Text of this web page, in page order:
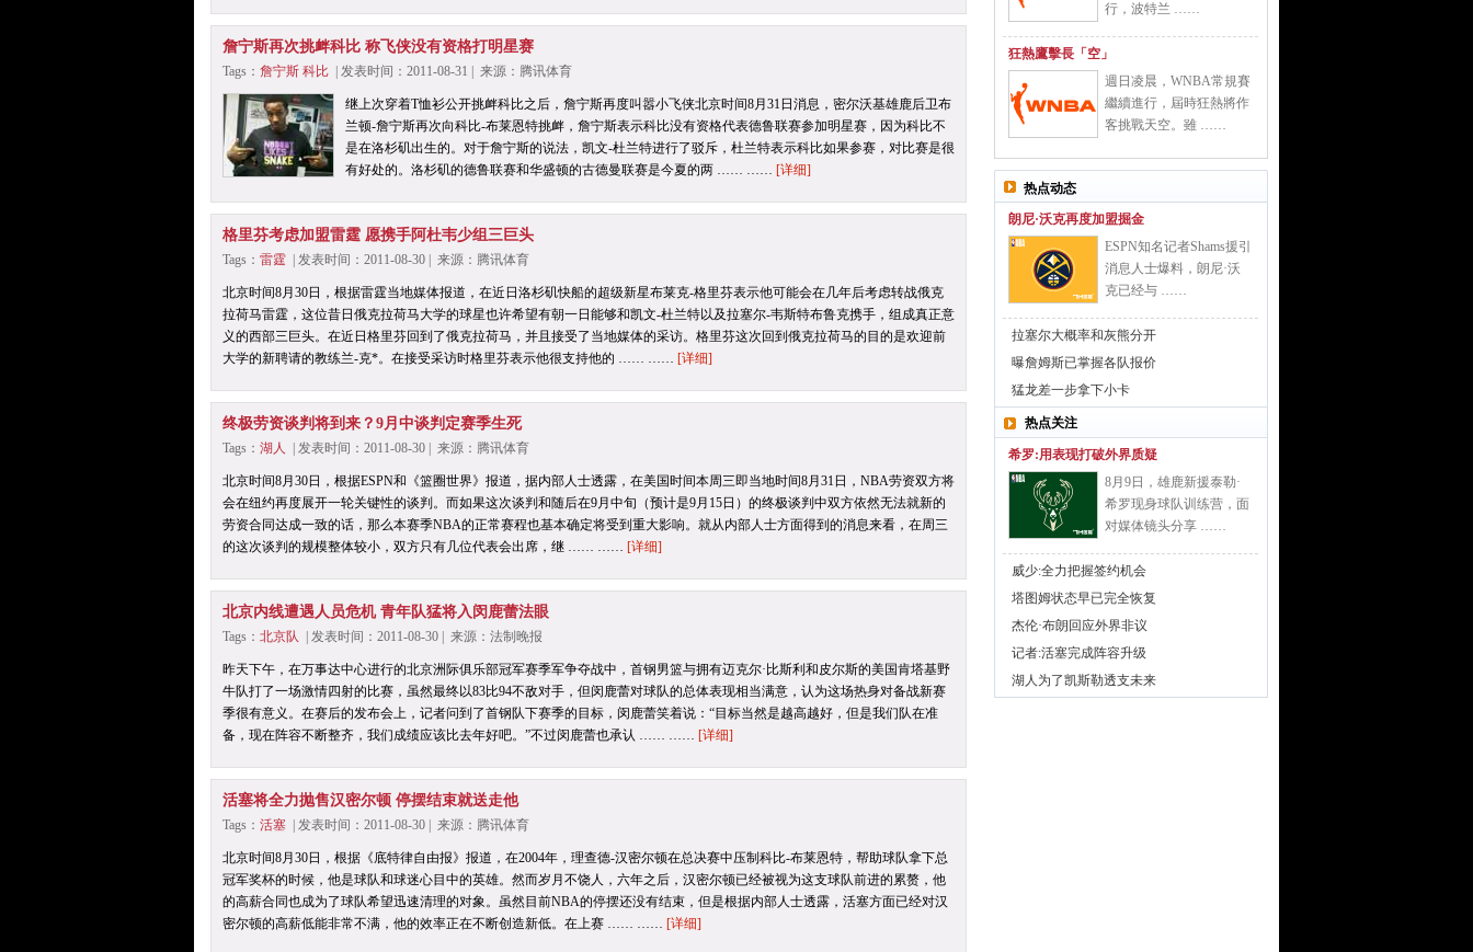
詹宁斯再次挑衅科比 称飞侠没有资格打明星赛
Tags： 詹宁斯 科比 | 发表时间：2011-08-31 | 来源：腾讯体育
继上次穿着T恤衫公开挑衅科比之后，詹宁斯再度叫嚣小飞侠北京时间8月31日消息，密尔沃基雄鹿后卫布
兰顿-詹宁斯再次向科比-布莱恩特挑衅，詹宁斯表示科比没有资格代表德鲁联赛参加明星赛，因为科比不
是在洛杉矶出生的。对于詹宁斯的说法，凯文-杜兰特进行了驳斥，杜兰特表示科比如果参赛，对比赛是很
有好处的。洛杉矶的德鲁联赛和华盛顿的古德曼联赛是今夏的两 …… …… [详细]
格里芬考虑加盟雷霆 愿携手阿杜韦少组三巨头
Tags： 雷霆 | 发表时间：2011-08-30 | 来源：腾讯体育
北京时间8月30日，根据雷霆当地媒体报道，在近日洛杉矶快船的超级新星布莱克-格里芬表示他可能会在几年后考虑转战俄克
拉荷马雷霆，这位昔日俄克拉荷马大学的球星也许希望有朝一日能够和凯文-杜兰特以及拉塞尔-韦斯特布鲁克携手，组成真正意
义的西部三巨头。在近日格里芬回到了俄克拉荷马，并且接受了当地媒体的采访。格里芬这次回到俄克拉荷马的目的是欢迎前
大学的新聘请的教练兰-克*。在接受采访时格里芬表示他很支持他的 …… …… [详细]
终极劳资谈判将到来？9月中谈判定赛季生死
Tags： 湖人 | 发表时间：2011-08-30 | 来源：腾讯体育
北京时间8月30日，根据ESPN和《篮圈世界》报道，据内部人士透露，在美国时间本周三即当地时间8月31日，NBA劳资双方将
会在纽约再度展开一轮关键性的谈判。而如果这次谈判和随后在9月中旬（预计是9月15日）的终极谈判中双方依然无法就新的
劳资合同达成一致的话，那么本赛季NBA的正常赛程也基本确定将受到重大影响。就从内部人士方面得到的消息来看，在周三
的这次谈判的规模整体较小，双方只有几位代表会出席，继 …… …… [详细]
北京内线遭遇人员危机 青年队猛将入闵鹿蕾法眼
Tags： 北京队 | 发表时间：2011-08-30 | 来源：法制晚报
昨天下午，在万事达中心进行的北京洲际俱乐部冠军赛季军争夺战中，首钢男篮与拥有迈克尔·比斯利和皮尔斯的美国肯塔基野
牛队打了一场激情四射的比赛，虽然最终以83比94不敌对手，但闵鹿蕾对球队的总体表现相当满意，认为这场热身对备战新赛
季很有意义。在赛后的发布会上，记者问到了首钢队下赛季的目标，闵鹿蕾笑着说：“目标当然是越高越好，但是我们队在准
备，现在阵容不断整齐，我们成绩应该比去年好吧。”不过闵鹿蕾也承认 …… …… [详细]
活塞将全力抛售汉密尔顿 停摆结束就送走他
Tags： 活塞 | 发表时间：2011-08-30 | 来源：腾讯体育
北京时间8月30日，根据《底特律自由报》报道，在2004年，理查德-汉密尔顿在总决赛中压制科比-布莱恩特，帮助球队拿下总
冠军奖杯的时候，他是球队和球迷心目中的英雄。然而岁月不饶人，六年之后，汉密尔顿已经被视为这支球队前进的累赘，他
的高薪合同也成为了球队希望迅速清理的对象。虽然目前NBA的停摆还没有结束，但是根据内部人士透露，活塞方面已经对汉
密尔顿的高薪低能非常不满，他的效率正在不断创造新低。在上赛 …… …… [详细]
行，波特兰 ……
狂熱鷹擊長「空」
週日凌晨，WNBA常規賽
繼續進行，屆時狂熱將作
客挑戰天空。雖 ……
热点动态
朗尼·沃克再度加盟掘金
ESPN知名记者Shams援引
消息人士爆料，朗尼·沃
克已经与 ……
拉塞尔大概率和灰熊分开
曝詹姆斯已掌握各队报价
猛龙差一步拿下小卡
热点关注
希罗:用表现打破外界质疑
8月9日，雄鹿新援泰勒·
希罗现身球队训练营，面
对媒体镜头分享 ……
威少:全力把握签约机会
塔图姆状态早已完全恢复
杰伦·布朗回应外界非议
记者:活塞完成阵容升级
湖人为了凯斯勒透支未来